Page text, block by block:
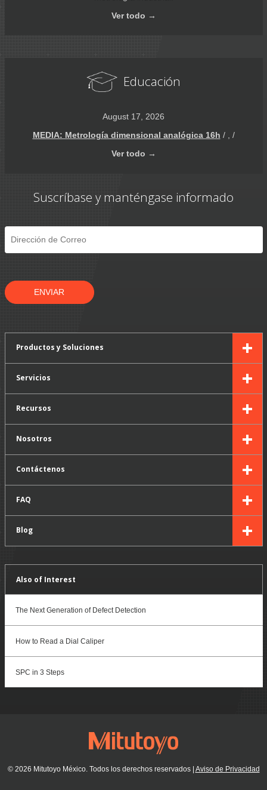
Ver todo →
Educación
August 17, 2026
MEDIA: Metrología dimensional analógica 16h / , /
Ver todo →
Suscríbase y manténgase informado
Correo
Electrónico
ENVIAR
Productos y Soluciones
Servicios
Recursos
Nosotros
Contáctenos
FAQ
Blog
Also of Interest
The Next Generation of Defect Detection
How to Read a Dial Caliper
SPC in 3 Steps
© 2026 Mitutoyo México. Todos los derechos reservados Aviso de Privacidad